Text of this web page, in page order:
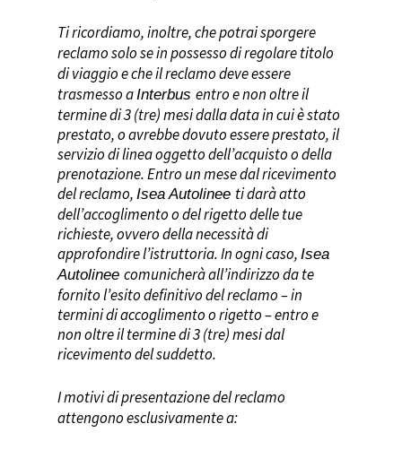
Ti ricordiamo, inoltre, che potrai sporgere
reclamo solo se in possesso di regolare titolo
di viaggioe cheil reclamo deve essere
trasmesso aInterbusentroe non oltreil
termine di 3 (tre) mesi dalla data in cui è stato
prestato, o avrebbe dovuto essere prestato, il
servizio di lineaoggetto dell’acquisto o della
prenotazione. Entro un mese dal ricevimento
del reclamo,Isea Autolinee ti darà atto
dell’accoglimento o del rigettodelle tue
richieste, ovvero della necessità di
approfondire l’istruttoria. In ogni caso,Isea
Autolineecomunicherà all’indirizzo da te
fornito l’esito definitivo del reclamo – in
termini di accoglimento o rigetto – entro e
non oltre il termine di 3 (tre) mesi dal
ricevimento delsuddetto.
I motivi di presentazione del reclamo
attengono esclusivamente a:
Leonforte
Marzamemi
Messina
Militello
Mistretta
Nicosia
Niscemi
Noto
Pachino
Palermo